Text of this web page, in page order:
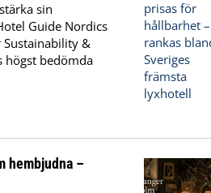
sin
Guide Nordics
&
högst bedömda
hembjudna –